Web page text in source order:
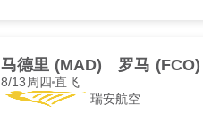
马德里 (MAD) 罗马 (FCO)
8/13周四 直飞
瑞安航空